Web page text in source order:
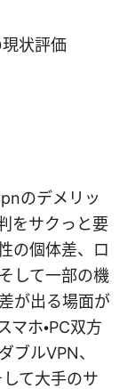
状評価
のデメリッ
をサクっと要
の個体差、ロ
して一部の機
が出る場面が
ホ・PC双方
ブルVPN、
て大手のサ